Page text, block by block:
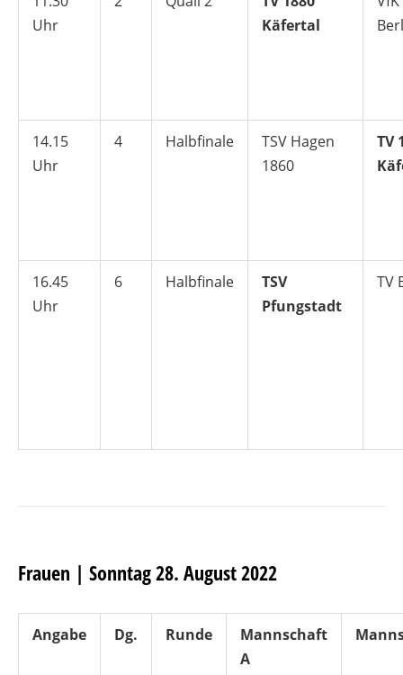
Uhr
Käfertal
14.15
Uhr
4 Halbfinale
TSV Hagen
1860
TV
16.45
Uhr
6 Halbfinale
TSV
Pfungstadt
TV
Frauen | Sonntag 28. August 2022
Angabe Dg. Runde
Mannschaft
A